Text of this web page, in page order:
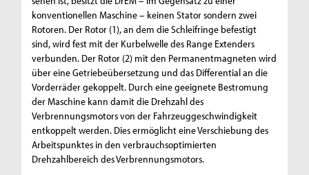
konventionellen Maschine – keinen Stator sondern zwei
Rotoren. Der Rotor (1), an dem die Schleifringe befestigt
sind, wird fest mit der Kurbelwelle des Range Extenders
verbunden. Der Rotor (2) mit den Permanentmagneten wird
über eine Getriebeübersetzung und das Differential an die
Vorderräder gekoppelt. Durch eine geeignete Bestromung
der Maschine kann damit die Drehzahl des
Verbrennungsmotors von der Fahrzeuggeschwindigkeit
entkoppelt werden. Dies ermöglicht eine Verschiebung des
Arbeitspunktes in den verbrauchsoptimierten
Drehzahlbereich des Verbrennungsmotors.